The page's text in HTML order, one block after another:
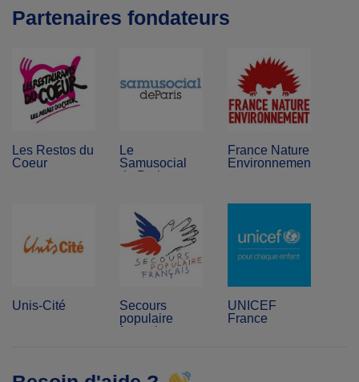
Partenaires fondateurs
Les Restos du
Coeur
Le
Samusocial
de Paris
France Nature
Environnement
Unis-Cité
Secours
populaire
français
UNICEF
France